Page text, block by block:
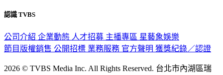
認識 TVBS
公司介紹 企業動態 人才招募 主播專區 星藝象娛樂
節目版權銷售 公開招標 業務服務 官方聲明 獲獎紀錄／認證
2026 © TVBS Media Inc. All Rights Reserved. 台北市內湖區瑞